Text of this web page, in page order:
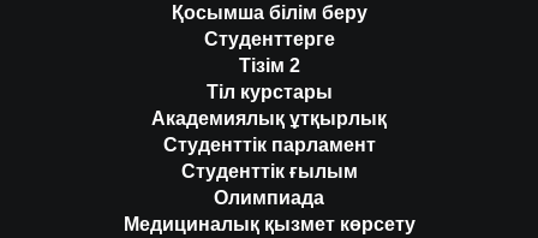
Қосымша білім беру
Студенттерге
Тізім 2
Тіл курстары
Академиялық ұтқырлық
Студенттік парламент
Студенттік ғылым
Олимпиада
Медициналық қызмет көрсету